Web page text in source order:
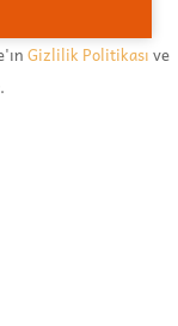
Gizlilik Politikasıve